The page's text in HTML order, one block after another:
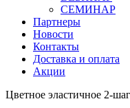
СЕМИНАР
Партнеры
Новости
Контакты
Доставка и оплата
Акции
Цветное эластичное 2-